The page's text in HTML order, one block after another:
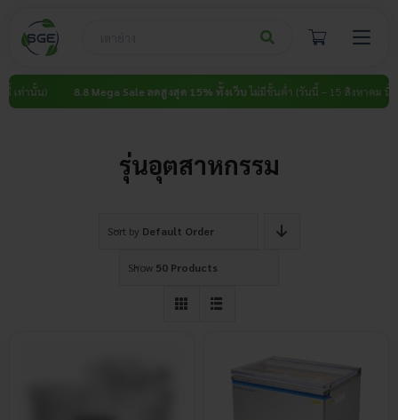
content
ท่านั้น) 8.8 Mega Sale ลดสูงสุด 15% ทั้งเว็บไม่มีขั้นต่ำ (วันนี้ – 15 สิงหาคม นี้ เท่
รุ่นอุตสาหกรรม
Sort by Default Order
Show 50 Products